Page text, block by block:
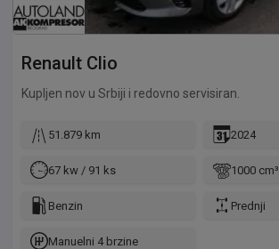
Renault Clio
Kupljen nov u Srbiji i redovno servisiran.
51.879 km 2024
67 kw / 91 ks 1000 cm³
Benzin Prednji
Manuelni 4 brzine